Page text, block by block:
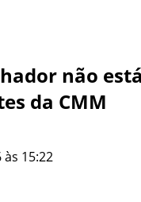
não
da CMM
15:22